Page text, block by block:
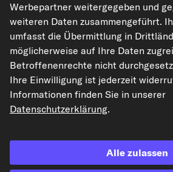
nicht vervielfältigt werden. Die Vervielfältigung
der Datenbank ohne vorherige Einwilligung von
Einbeziehung Dritter in solche Aktivitäten ist
unautorisierte Nutzung von Inhalten stellt eine
dar und kann rechtliche Schritte nach sich ziehen.
Vertrag widerrufen
© 2026 kfzteile24 GmbH - Alle Rechte
Werbepartner weitergegeben und
weiteren Daten zusammengeführt.
umfasst die Übermittlung in
möglicherweise auf Ihre Daten
Betroffenenrechte nicht
Ihre Einwilligung ist jederzeit
Informationen finden Sie in unserer
Datenschutzerklärung.
Alle zulassen